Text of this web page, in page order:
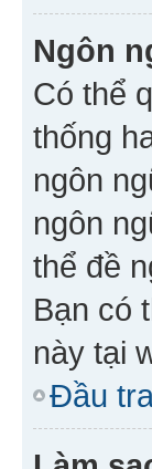
Ngôn
Có thể
thống
ngôn
ngôn
thể đề
Bạn có
này tại
Đầu